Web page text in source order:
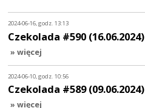
2024-06-16, godz. 13:13
Czekolada #590 (16.06.2024)
» więcej
2024-06-10, godz. 10:56
Czekolada #589 (09.06.2024)
» więcej